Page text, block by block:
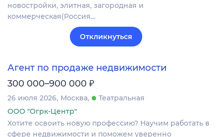
новостройки, элитная, загородная и
коммерческая(Россия…
Откликнуться
Агент по продаже недвижимости
300 000–900 000 ₽
26 июля 2026 Москва
Театральная
ООО "Огрк-Центр"
Хотите освоить новую профессию? Научим работать в
сфере недвижимости и поможем уверенно